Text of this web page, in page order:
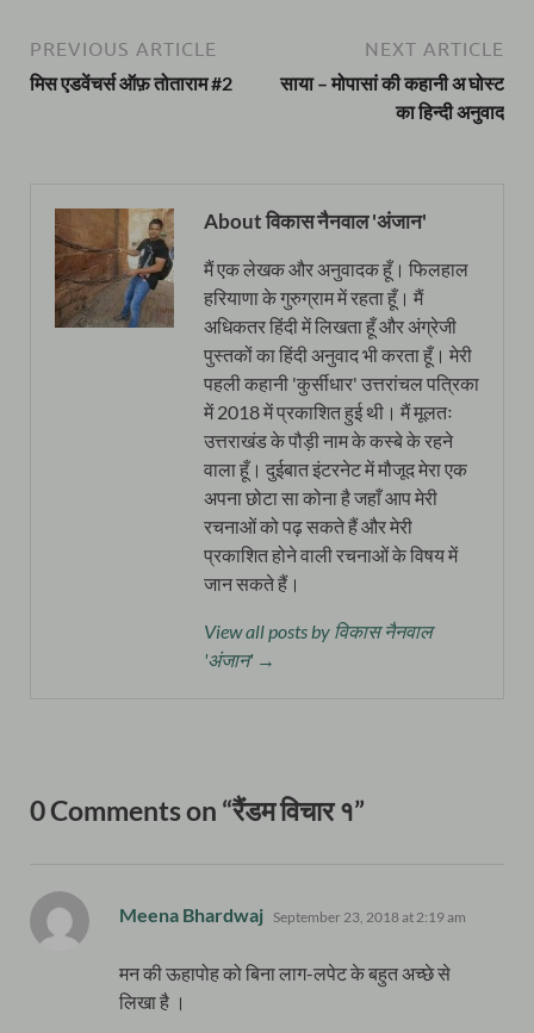
PREVIOUS ARTICLE
मिस एडवेंचर्स ऑफ़ तोताराम #2
NEXT ARTICLE
साया – मोपासां की कहानी अ घोस्ट
का हिन्दी अनुवाद
About विकास नैनवाल 'अंजान'
मैं एक लेखक और अनुवादक हूँ। फिलहाल
हरियाणा के गुरुग्राम में रहता हूँ। मैं
अधिकतर हिंदी में लिखता हूँ और अंग्रेजी
पुस्तकों का हिंदी अनुवाद भी करता हूँ। मेरी
पहली कहानी 'कुर्सीधार' उत्तरांचल पत्रिका
में 2018 में प्रकाशित हुई थी। मैं मूलतः
उत्तराखंड के पौड़ी नाम के कस्बे के रहने
वाला हूँ। दुईबात इंटरनेट में मौजूद मेरा एक
अपना छोटा सा कोना है जहाँ आप मेरी
रचनाओं को पढ़ सकते हैं और मेरी
प्रकाशित होने वाली रचनाओं के विषय में
जान सकते हैं।
View all posts by विकास नैनवाल
'अंजान' →
0 Comments on “रैंडम विचार १”
Meena Bhardwaj says:
September 23, 2018 at 2:19 am
मन की ऊहापोह को बिना लाग-लपेट के बहुत अच्छे से
लिखा है ।